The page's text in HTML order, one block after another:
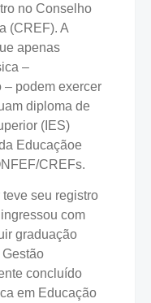
no Conselho
(CREF). A
apenas
–
– podem exercer
diploma de
(IES)
Educaçãoe
CREFs.
seu registro
com
graduação
concluído
em Educação